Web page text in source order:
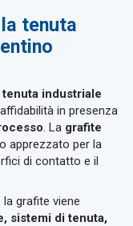
tenuta
tenuta industriale
in presenza
. La grafite
apprezzato per la
di contatto e il
la grafite viene
sistemi di tenuta,